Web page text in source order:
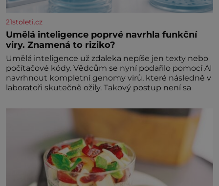
21stoleti.cz
Umělá inteligence poprvé navrhla funkční
viry. Znamená to riziko?
Umělá inteligence už zdaleka nepíše jen texty nebo
počítačové kódy. Vědcům se nyní podařilo pomocí AI
navrhnout kompletní genomy virů, které následně v
laboratoři skutečně ožily. Takový postup není sa